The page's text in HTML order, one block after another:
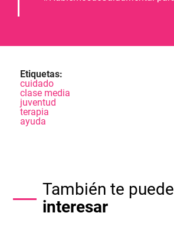
Etiquetas:
cuidado
clase media
juventud
terapia
ayuda
También te puede
interesar